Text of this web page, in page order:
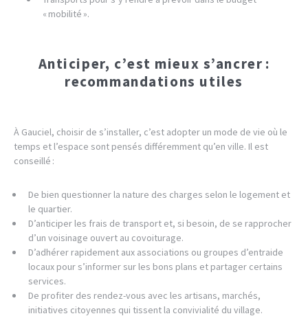
« mobilité ».
Anticiper, c’est mieux s’ancrer :
recommandations utiles
À Gauciel, choisir de s’installer, c’est adopter un mode de vie où le
temps et l’espace sont pensés différemment qu’en ville. Il est
conseillé :
De bien questionner la nature des charges selon le logement et
le quartier.
D’anticiper les frais de transport et, si besoin, de se rapprocher
d’un voisinage ouvert au covoiturage.
D’adhérer rapidement aux associations ou groupes d’entraide
locaux pour s’informer sur les bons plans et partager certains
services.
De profiter des rendez-vous avec les artisans, marchés,
initiatives citoyennes qui tissent la convivialité du village.